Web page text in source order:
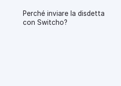
Perché inviare la disdetta
con Switcho?